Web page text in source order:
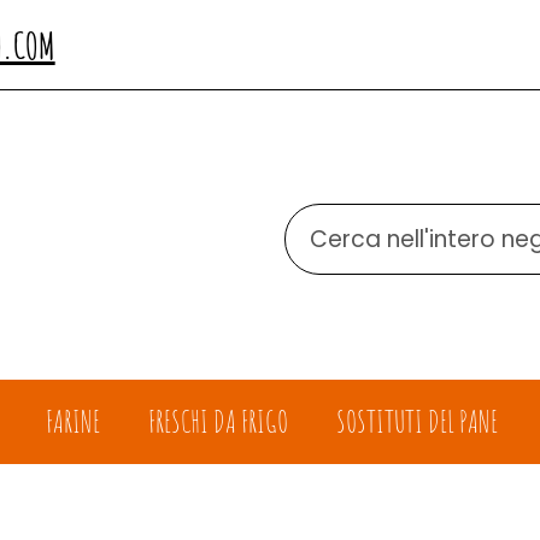
Cerca
Prodotto
FARINE FRESCHI DA FRIGO SOSTITUTI DEL PANE